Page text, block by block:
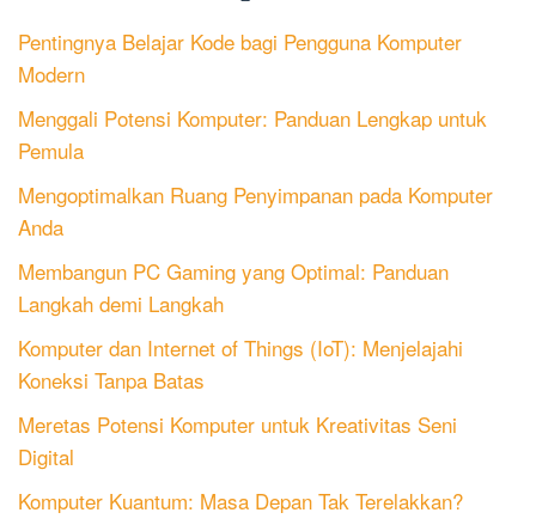
Pentingnya Belajar Kode bagi Pengguna Komputer
Modern
Menggali Potensi Komputer: Panduan Lengkap untuk
Pemula
Mengoptimalkan Ruang Penyimpanan pada Komputer
Anda
Membangun PC Gaming yang Optimal: Panduan
Langkah demi Langkah
Komputer dan Internet of Things (IoT): Menjelajahi
Koneksi Tanpa Batas
Meretas Potensi Komputer untuk Kreativitas Seni
Digital
Komputer Kuantum: Masa Depan Tak Terelakkan?